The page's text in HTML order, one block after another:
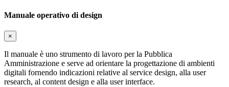
Manuale operativo di design
×
Il manuale è uno strumento di lavoro per la Pubblica
Amministrazione e serve ad orientare la progettazione di ambienti
digitali fornendo indicazioni relative al service design, alla user
research, al content design e alla user interface.